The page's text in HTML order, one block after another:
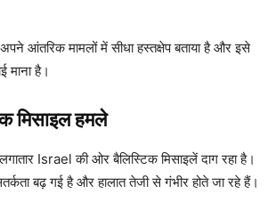
आंतरिक मामलों में सीधा हस्तक्षेप बताया है और इसे
माना है।
मिसाइल हमले
Israel की ओर बैलिस्टिक मिसाइलें दाग रहा है।
बढ़ गई है और हालात तेजी से गंभीर होते जा रहे हैं।